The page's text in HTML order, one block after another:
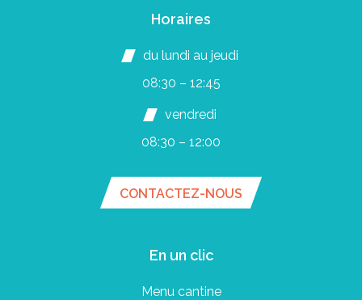
Horaires
du lundi au jeudi
08:30 – 12:45
vendredi
08:30 – 12:00
CONTACTEZ-NOUS
En un clic
Menu cantine